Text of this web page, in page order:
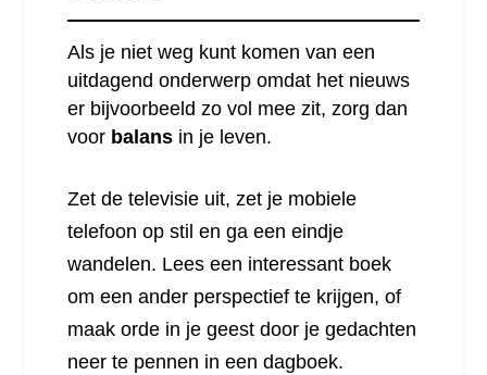
Als je niet weg kunt komen van een
uitdagend onderwerp omdat het nieuws
er bijvoorbeeld zo vol mee zit, zorg dan
voor balans in je leven.
Zet de televisie uit, zet je mobiele
telefoon op stil en ga een eindje
wandelen. Lees een interessant boek
om een ander perspectief te krijgen, of
maak orde in je geest door je gedachten
neer te pennen in een dagboek.